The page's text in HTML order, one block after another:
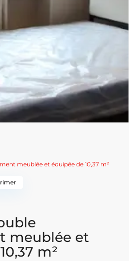
meublée et équipée de 10,37 m²
meublée et
m²